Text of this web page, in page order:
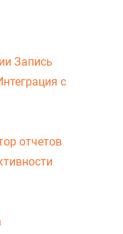
Запись
с
отчетов